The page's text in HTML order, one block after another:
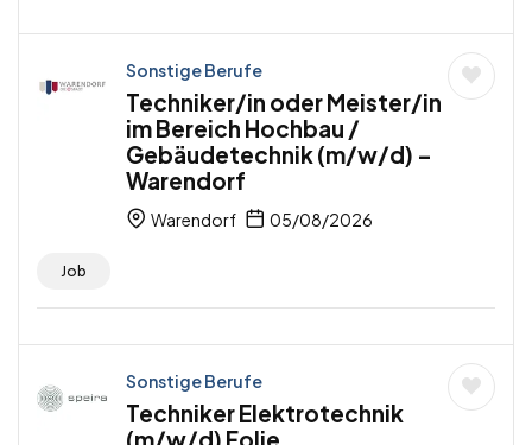
Sonstige Berufe
Techniker/in oder Meister/in
im Bereich Hochbau /
Gebäudetechnik (m/w/d) –
Warendorf
Warendorf 05/08/2026
Job
Sonstige Berufe
Techniker Elektrotechnik